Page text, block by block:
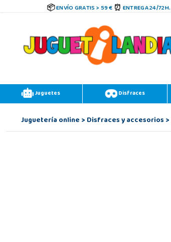
ENVÍO GRATIS > 59 € ENTREGA 24/72H.
Juguetes Disfraces
Juguetería online>Disfraces y accesorios>